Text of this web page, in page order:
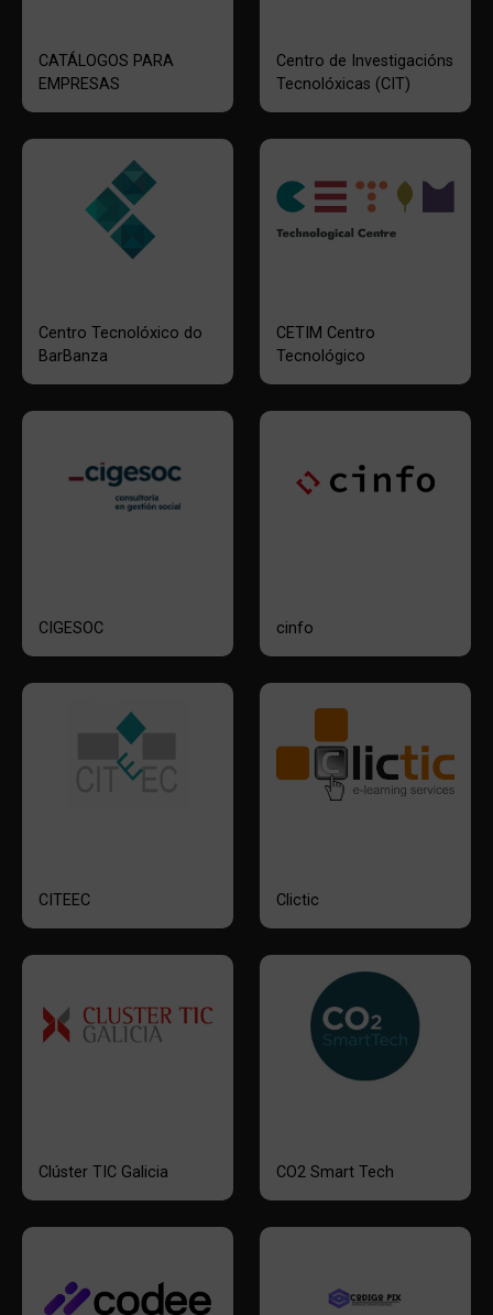
CATÁLOGOS PARA
EMPRESAS
Centro de Investigacións
Tecnolóxicas (CIT)
Centro Tecnolóxico do
BarBanza
CETIM Centro
Tecnológico
CIGESOC cinfo
CITEEC Clictic
Clúster TIC Galicia CO2 Smart Tech